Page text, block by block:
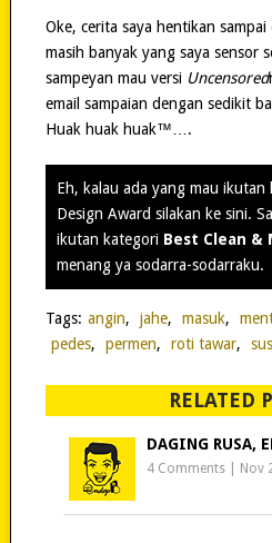
Oke, cerita saya hentikan
masih banyak yang saya sensor
sampeyan mau versi Uncensored
email sampaian dengan sedikit
Huak huak huak™….
Eh, kalau ada yang mau ikutan
Design Award silakan ke sini.
ikutan kategori Best Clean &
menang ya sodarra-sodarraku.
Tags: angin, jahe, masuk,
pedes, permen, roti tawar,
RELATED
DAGING RUSA,
4 Comments Nov